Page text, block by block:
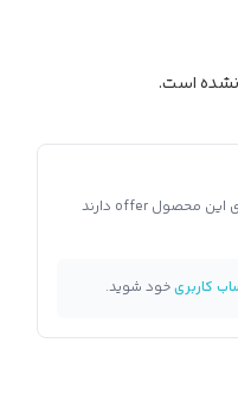
نشده است.
سوال شما برای تمام فروشندگانی که روی این محصول offer دارند
کاربریخود شوید.